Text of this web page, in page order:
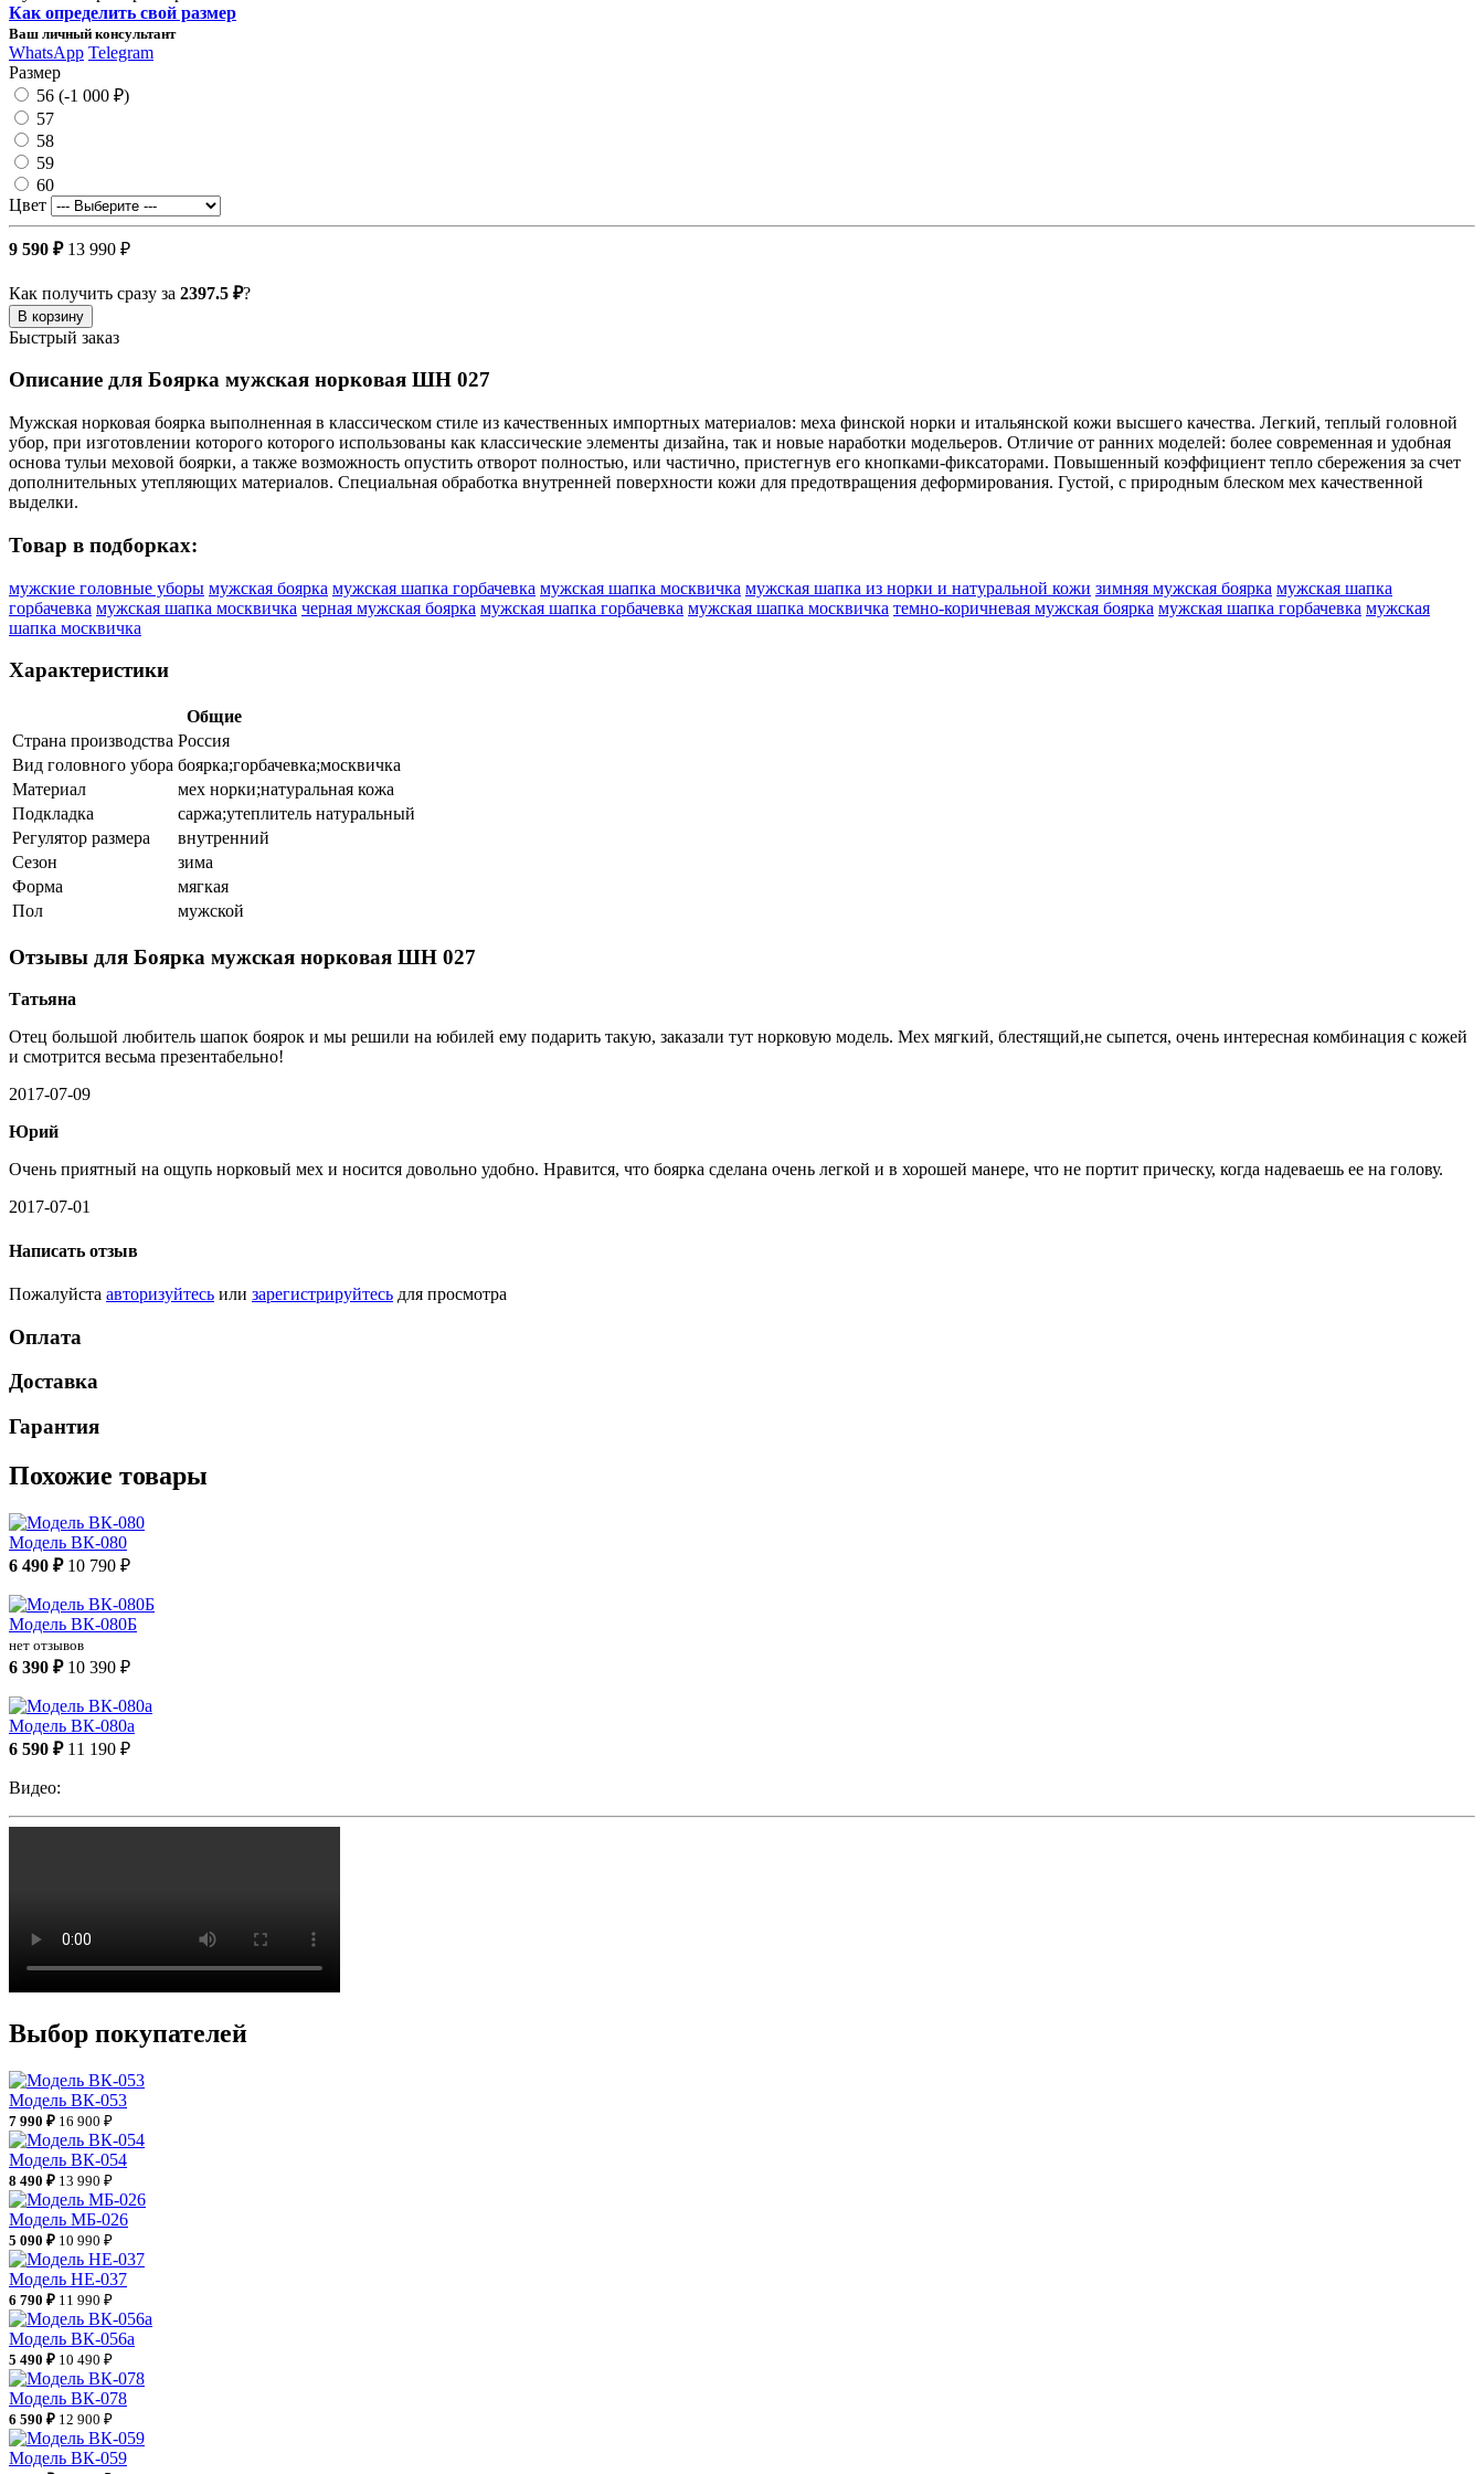
Как определить свой размер
Ваш личный консультант
WhatsApp Telegram
Размер
56 (-1 000 ₽)
57
58
59
60
Цвет
9 590 ₽ 13 990 ₽
Как получить сразу за 2397.5 ₽?
В корзину
Быстрый заказ
Описание для Боярка мужская норковая ШН 027
Мужская норковая боярка выполненная в классическом стиле из качественных импортных материалов: меха финской норки и итальянской кожи высшего качества. Легкий, теплый головной
убор, при изготовлении которого которого использованы как классические элементы дизайна, так и новые наработки модельеров. Отличие от ранних моделей: более современная и удобная
основа тульи меховой боярки, а также возможность опустить отворот полностью, или частично, пристегнув его кнопками-фиксаторами. Повышенный коэффициент тепло сбережения за счет
дополнительных утепляющих материалов. Специальная обработка внутренней поверхности кожи для предотвращения деформирования. Густой, с природным блеском мех качественной
выделки.
Товар в подборках:
мужские головные уборы мужская боярка мужская шапка горбачевка мужская шапка москвичка мужская шапка из норки и натуральной кожи зимняя мужская боярка мужская шапка
горбачевка мужская шапка москвичка черная мужская боярка мужская шапка горбачевка мужская шапка москвичка темно-коричневая мужская боярка мужская шапка горбачевка мужская
шапка москвичка
Характеристики
Общие
Страна производства Россия
Вид головного убора боярка;горбачевка;москвичка
Материал
мех норки;натуральная кожа
Подкладка
саржа;утеплитель натуральный
Регулятор размера
внутренний
Сезон
зима
Форма
мягкая
Пол
мужской
Отзывы для Боярка мужская норковая ШН 027
Татьяна
Отец большой любитель шапок боярок и мы решили на юбилей ему подарить такую, заказали тут норковую модель. Мех мягкий, блестящий,не сыпется, очень интересная комбинация с кожей
и смотрится весьма презентабельно!
2017-07-09
Юрий
Очень приятный на ощупь норковый мех и носится довольно удобно. Нравится, что боярка сделана очень легкой и в хорошей манере, что не портит прическу, когда надеваешь ее на голову.
2017-07-01
Написать отзыв
Пожалуйста авторизуйтесь или зарегистрируйтесь для просмотра
Оплата
Доставка
Гарантия
Похожие товары
Модель ВК-080
6 490 ₽ 10 790 ₽
Модель ВК-080Б
нет отзывов
6 390 ₽ 10 390 ₽
Модель ВК-080а
6 590 ₽ 11 190 ₽
Видео:
Выбор покупателей
Модель ВК-053
7 990 ₽ 16 900 ₽
Модель ВК-054
8 490 ₽ 13 990 ₽
Модель МБ-026
5 090 ₽ 10 990 ₽
Модель НЕ-037
6 790 ₽ 11 990 ₽
Модель ВК-056а
5 490 ₽ 10 490 ₽
Модель ВК-078
6 590 ₽ 12 900 ₽
Модель ВК-059